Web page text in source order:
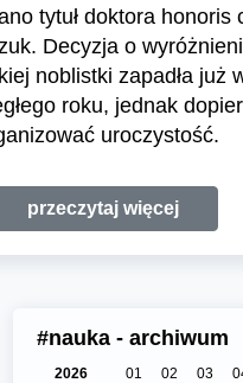
tytuł doktora honoris
Decyzja o
noblistki zapadła już
roku, jednak
uroczystość.
przeczytaj więcej
#nauka - archiwum
2026 01 02 03